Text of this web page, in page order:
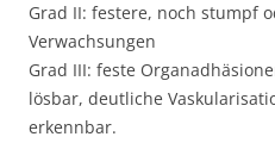
Grad II: festere, noch stumpf
Verwachsungen
Grad III: feste
lösbar, deutliche
erkennbar.